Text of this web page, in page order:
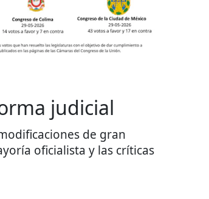
judicial
de gran
oficialista y las críticas